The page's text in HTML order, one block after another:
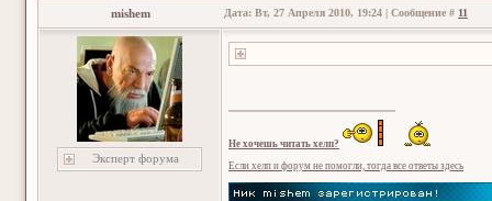
mishem Дата: Вт, 27 Апреля 2010, 19:24 | Сообщение # 11
Эксперт форума
Не хочешь читать хелп?
Если хелп и форум не помогли, тогда все ответы здесь